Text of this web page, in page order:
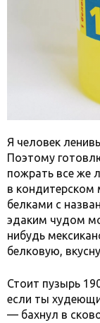
Я человек
Поэтому
пожрать все же
в кондитерском
белками с
эдаким чудом
нибудь
белковую,
Стоит пузырь
если ты
— бахнул в